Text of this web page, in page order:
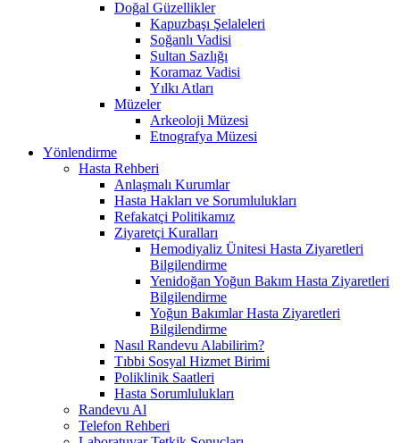
Doğal Güzellikler
Kapuzbaşı Şelaleleri
Soğanlı Vadisi
Sultan Sazlığı
Koramaz Vadisi
Yılkı Atları
Müzeler
Arkeoloji Müzesi
Etnografya Müzesi
Yönlendirme
Hasta Rehberi
Anlaşmalı Kurumlar
Hasta Hakları ve Sorumlulukları
Refakatçi Politikamız
Ziyaretçi Kuralları
Hemodiyaliz Ünitesi Hasta Ziyaretleri
Bilgilendirme
Yenidoğan Yoğun Bakım Hasta Ziyaretleri
Bilgilendirme
Yoğun Bakımlar Hasta Ziyaretleri
Bilgilendirme
Nasıl Randevu Alabilirim?
Tıbbi Sosyal Hizmet Birimi
Poliklinik Saatleri
Hasta Sorumlulukları
Randevu Al
Telefon Rehberi